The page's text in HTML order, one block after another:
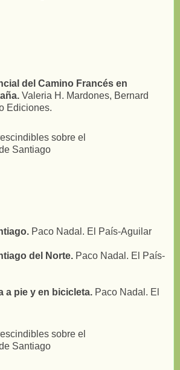
del Camino Francés en
Valeria H. Mardones, Bernard
Ediciones.
Paco Nadal. El País-Aguilar
del Norte. Paco Nadal. El País-
a pie y en bicicleta. Paco Nadal. El